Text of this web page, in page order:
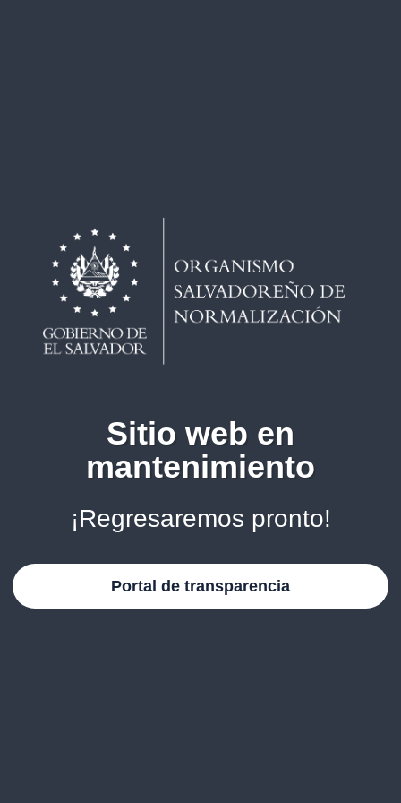
Sitio web en
mantenimiento
¡Regresaremos pronto!
Portal de transparencia